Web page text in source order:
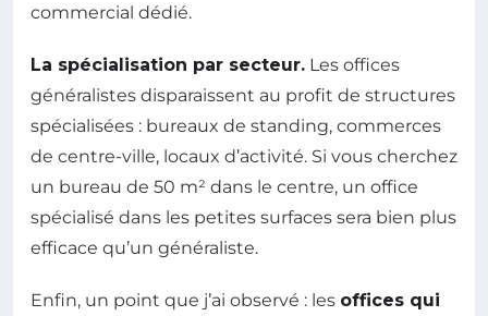
commercial dédié.
La spécialisation par secteur. Les offices
généralistes disparaissent au profit de structures
spécialisées : bureaux de standing, commerces
de centre-ville, locaux d’activité. Si vous cherchez
un bureau de 50 m² dans le centre, un office
spécialisé dans les petites surfaces sera bien plus
efficace qu’un généraliste.
Enfin, un point que j’ai observé : les offices qui